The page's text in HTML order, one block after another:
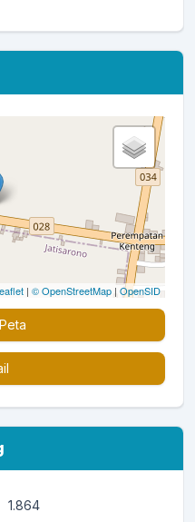
| © OpenStreetMap | OpenSID
1.864